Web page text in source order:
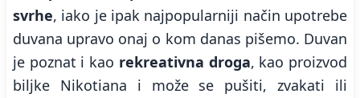
svrhe, iako je ipak najpopularniji način upotrebe
duvana upravo onaj o kom danas pišemo. Duvan
je poznat i kao rekreativna droga, kao proizvod
biljke Nikotiana i može se pušiti, zvakati ili